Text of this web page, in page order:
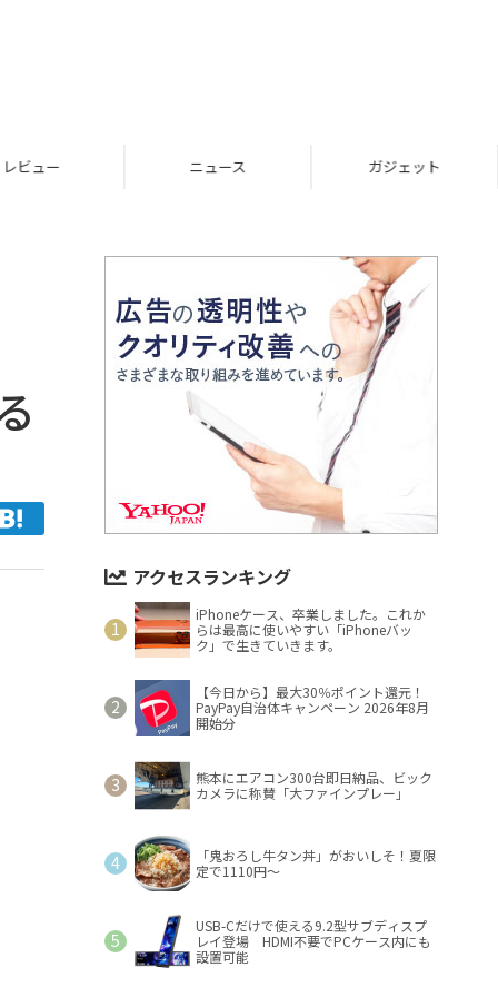
レビュー ニュース ガジェット
アクセスランキング
iPhoneケース、卒業しました。これか
らは最高に使いやすい「iPhoneバッ
ク」で生きていきます。
【今日から】最大30％ポイント還元！
PayPay自治体キャンペーン 2026年8月
開始分
熊本にエアコン300台即日納品、ビック
カメラに称賛「大ファインプレー」
「鬼おろし牛タン丼」がおいしそ！夏限
定で1110円～
USB-Cだけで使える9.2型サブディスプ
レイ登場 HDMI不要でPCケース内にも
設置可能